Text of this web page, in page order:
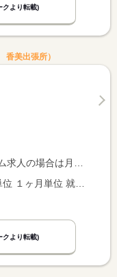
クより転載)
美出張所）
場合は時間額を表示しています。
クより転載)